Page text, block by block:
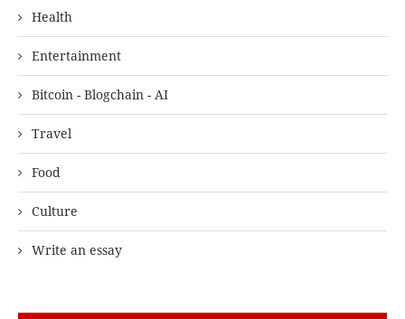
Health
Entertainment
Bitcoin - Blogchain - AI
Travel
Food
Culture
Write an essay